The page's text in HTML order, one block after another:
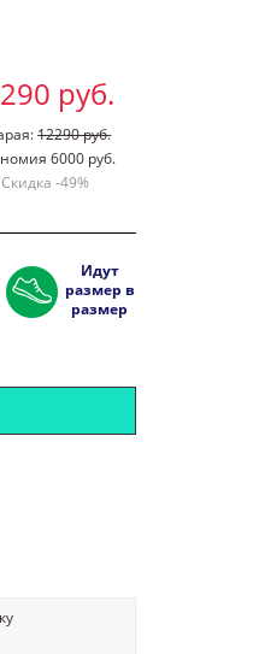
руб.
12290 руб.
6000 руб.
Скидка -49%
Идут
размер в
размер